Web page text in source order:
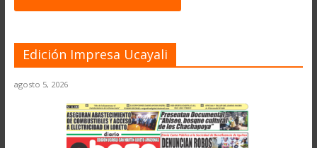
Edición Impresa Ucayali
agosto 5, 2026